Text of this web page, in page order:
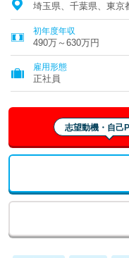
埼玉県、千葉県、東京
初年度年収
490万～630万円
雇用形態
正社員
志望動機・自己